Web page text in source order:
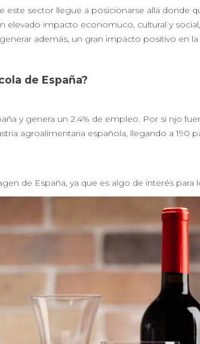
este sector llegue a posicionarse allá donde
elevado impacto economuco, cultural y
además, un gran impacto positivo en la
de España?
y genera un 2.4% de empleo. Por si njo
agroalimentaria española, llegando a 190
de España, ya que es algo de interés para